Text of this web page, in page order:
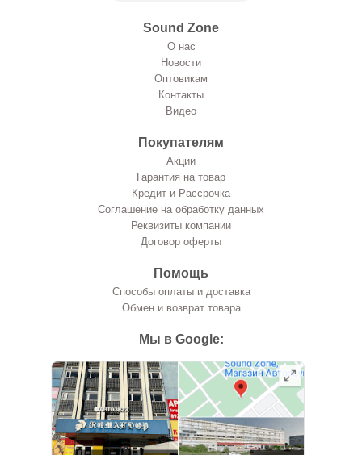
Sound Zone
О нас
Новости
Оптовикам
Контакты
Видео
Покупателям
Акции
Гарантия на товар
Кредит и Рассрочка
Соглашение на обработку данных
Реквизиты компании
Договор оферты
Помощь
Способы оплаты и доставка
Обмен и возврат товара
Мы в Google: